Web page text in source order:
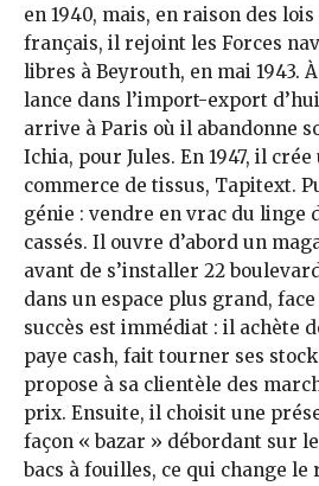
en 1940, mais, en raison des
français, il rejoint les Forces
libres à Beyrouth, en mai 1943.
lance dans l’import-export
arrive à Paris où il abandonne
Ichia, pour Jules. En 1947, il
commerce de tissus, Tapitext.
génie : vendre en vrac du linge
cassés. Il ouvre d’abord un
avant de s’installer 22
dans un espace plus grand,
succès est immédiat : il achète
paye cash, fait tourner ses
propose à sa clientèle des
prix. Ensuite, il choisit une
façon « bazar » débordant sur
bacs à fouilles, ce qui change